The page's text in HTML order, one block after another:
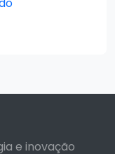
e inovação